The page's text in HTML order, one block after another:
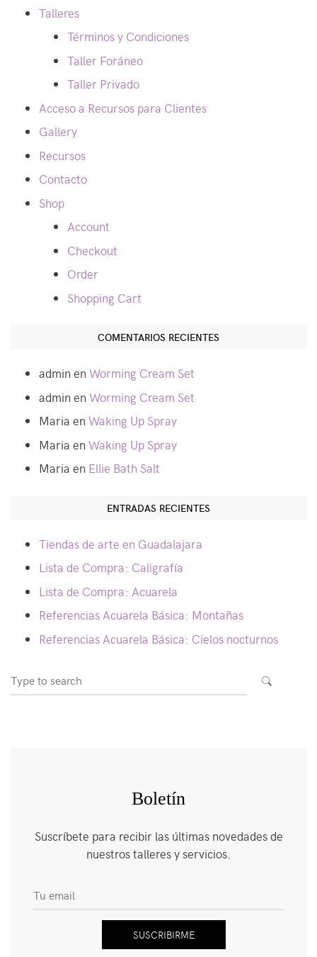
Talleres
Términos y Condiciones
Taller Foráneo
Taller Privado
Acceso a Recursos para Clientes
Gallery
Recursos
Contacto
Shop
Account
Checkout
Order
Shopping Cart
COMENTARIOS RECIENTES
admin en Worming Cream Set
admin en Worming Cream Set
Maria en Waking Up Spray
Maria en Waking Up Spray
Maria en Ellie Bath Salt
ENTRADAS RECIENTES
Tiendas de arte en Guadalajara
Lista de Compra: Caligrafía
Lista de Compra: Acuarela
Referencias Acuarela Básica: Montañas
Referencias Acuarela Básica: Cielos nocturnos
Search
for:
SEARCH
Boletín
Suscríbete para recibir las últimas novedades de
nuestros talleres y servicios.